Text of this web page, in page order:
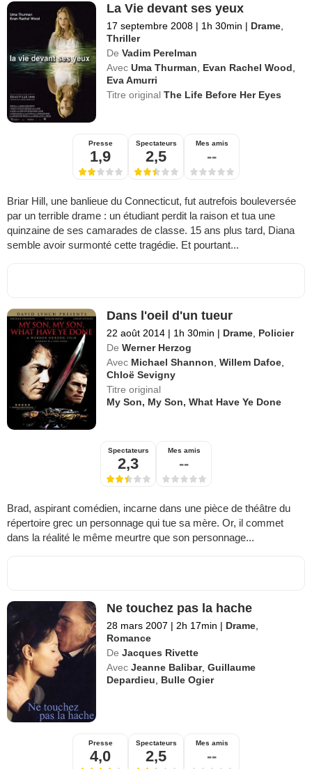
La Vie devant ses yeux
17 septembre 2008 | 1h 30min | Drame
Thriller
De Vadim Perelman
Avec Uma Thurman Evan Rachel Wood
Eva Amurri
Titre originalThe Life Before Her Eyes
Presse
1,9
Spectateurs
2,5
Mes amis
--
Briar Hill, une banlieue du Connecticut, fut autrefois bouleversée
par un terrible drame : un étudiant perdit la raison et tua une
quinzaine de ses camarades de classe. 15 ans plus tard, Diana
semble avoir surmonté cette tragédie. Et pourtant...
Dans l'oeil d'un tueur
22 août 2014 | 1h 30min | Drame Policier
De Werner Herzog
Avec Michael Shannon ,Willem Dafoe
Chloë Sevigny
Titre original
My Son, My Son, What Have Ye Done
Spectateurs
2,3
Mes amis
--
Brad, aspirant comédien, incarne dans une pièce de théâtre du
répertoire grec un personnage qui tue sa mère. Or, il commet
dans la réalité le même meurtre que son personnage...
Ne touchez pas la hache
28 mars 2007 | 2h 17min | Drame
Romance
De Jacques Rivette
Avec Jeanne Balibar,Guillaume
Depardieu
Bulle Ogier
Presse
4,0
Spectateurs
2,5
Mes amis
--